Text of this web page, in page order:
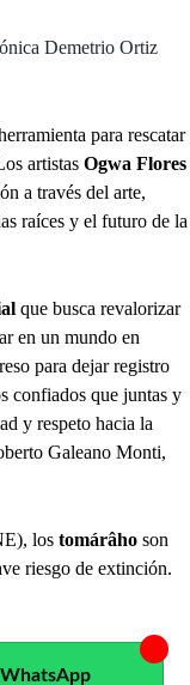
Demetrio Ortiz
para rescatar
artistas Ogwa Flores
a través del arte,
raíces y el futuro de la
que busca revalorizar
en un mundo en
para dejar registro
confiados que juntas y
y respeto hacia la
Galeano Monti,
los tomárâho son
riesgo de extinción.